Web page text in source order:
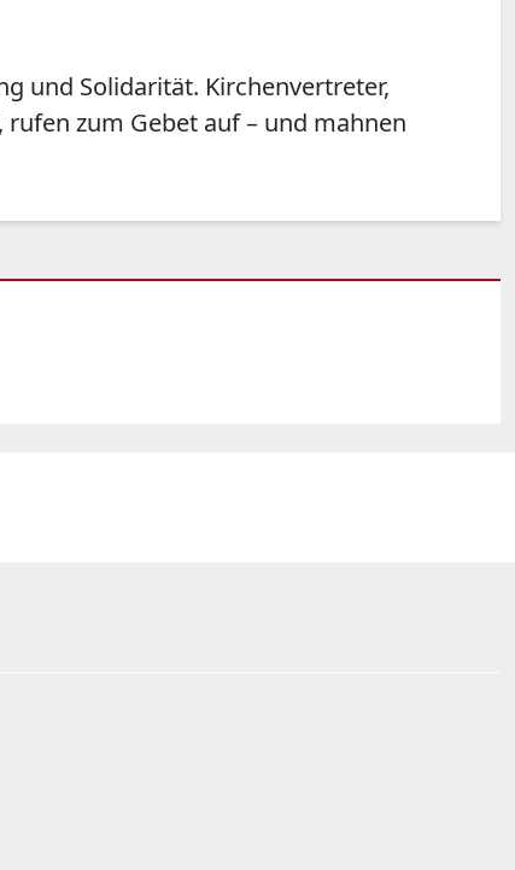
und Solidarität. Kirchenvertreter,
zum Gebet auf – und mahnen